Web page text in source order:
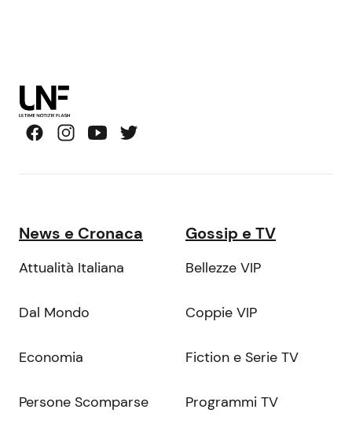
News e Cronaca
Attualità Italiana
Dal Mondo
Economia
Persone Scomparse
Gossip e TV
Bellezze VIP
Coppie VIP
Fiction e Serie TV
Programmi TV